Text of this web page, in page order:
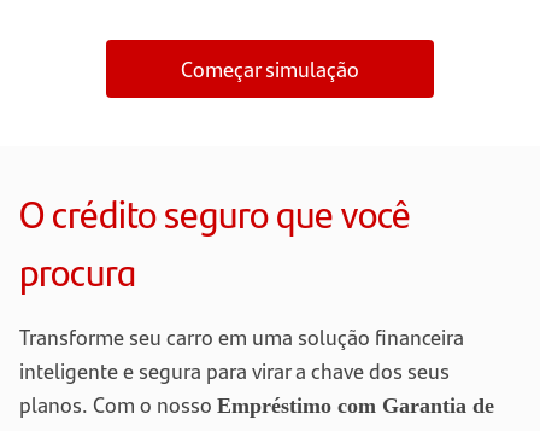
Começar simulação
O crédito seguro que você
procura
Transforme seu carro em uma solução financeira
inteligente e segura para virar a chave dos seus
planos. Com o nosso Empréstimo com Garantia de